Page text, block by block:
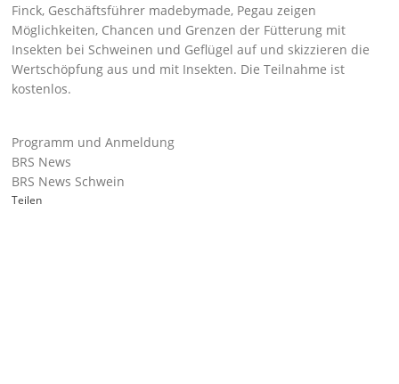
Finck, Geschäftsführer madebymade, Pegau zeigen
Möglichkeiten, Chancen und Grenzen der Fütterung mit
Insekten bei Schweinen und Geflügel auf und skizzieren die
Wertschöpfung aus und mit Insekten. Die Teilnahme ist
kostenlos.
Programm und Anmeldung
BRS News
BRS News Schwein
Teilen